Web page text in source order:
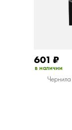
601 ₽
в наличии